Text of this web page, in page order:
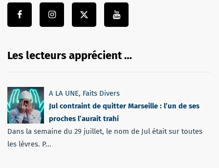
Les lecteurs apprécient …
A LA UNE, Faits Divers
Jul contraint de quitter Marseille : l’un de ses
proches l’aurait trahi
Dans la semaine du 29 juillet, le nom de Jul était sur toutes
les lèvres. P...